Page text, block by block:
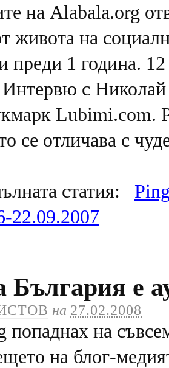
на Alabala.org
живота на
преди 1 година.
с Николай
Lubimi.com.
се отличава с
статия:
22.09.2007
е
на 27.02.2008
попаднах на
на блог-